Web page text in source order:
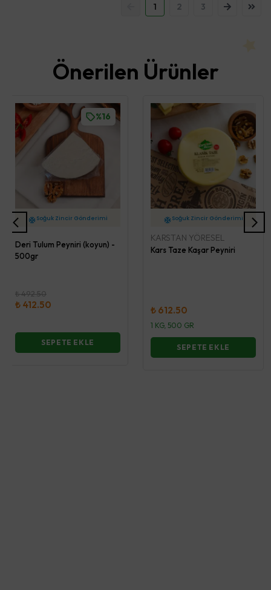
1 2 3
Önerilen Ürünler
%16
2 İş Günü İçerisinde Kargo
Deri Tulum Peyniri (koyun) -
500gr
₺ 492.50
₺ 412.50
SEPETE EKLE
2 İş Günü İçerisinde Kargo
Soğuk Zincir Gönderimi
KARSTAN YÖRESEL
Kars Taze Kaşar Peyniri
₺ 612.50
1 KG, 500 GR
SEPETE EKLE